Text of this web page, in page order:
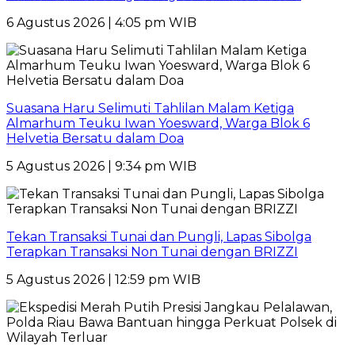
6 Agustus 2026 | 4:05 pm WIB
Suasana Haru Selimuti Tahlilan Malam Ketiga
Almarhum Teuku Iwan Yoesward, Warga Blok 6
Helvetia Bersatu dalam Doa
5 Agustus 2026 | 9:34 pm WIB
Tekan Transaksi Tunai dan Pungli, Lapas Sibolga
Terapkan Transaksi Non Tunai dengan BRIZZI
5 Agustus 2026 | 12:59 pm WIB